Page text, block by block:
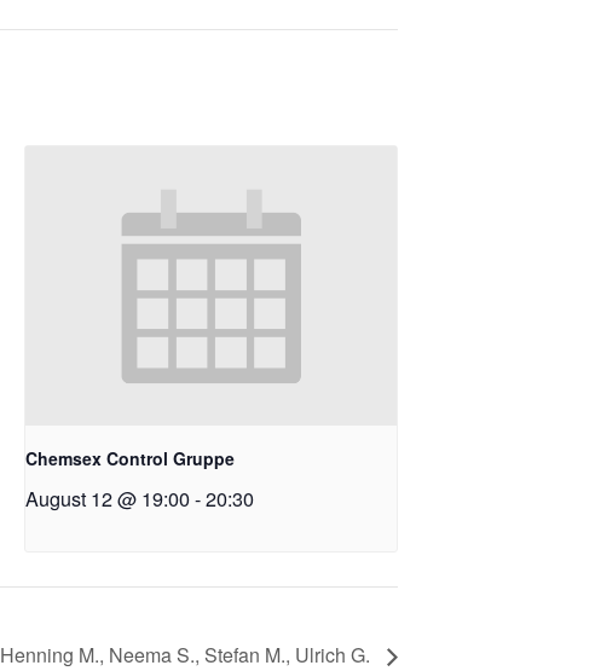
Chemsex Control Gruppe
August 12 @ 19:00-20:30
Henning M., Neema S., Stefan M., Ulrich G.